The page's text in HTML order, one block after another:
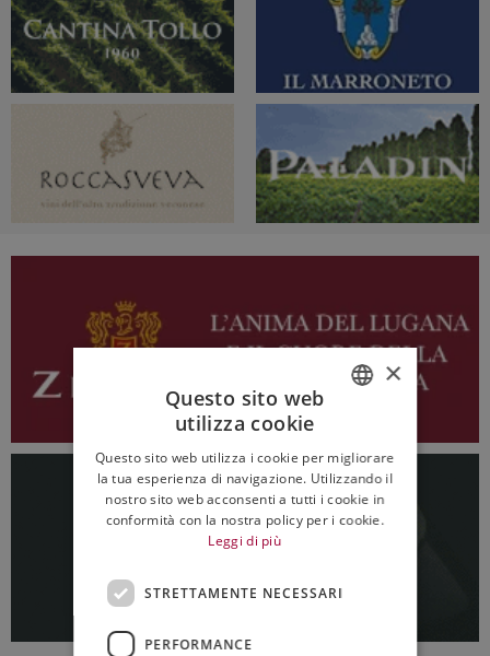
ENGLISH
×
Questo sito web
utilizza cookie
Questo sito web utilizza i cookie per migliorare
la tua esperienza di navigazione. Utilizzando il
nostro sito web acconsenti a tutti i cookie in
conformità con la nostra policy per i cookie.
Leggi di più
STRETTAMENTE NECESSARI
PERFORMANCE